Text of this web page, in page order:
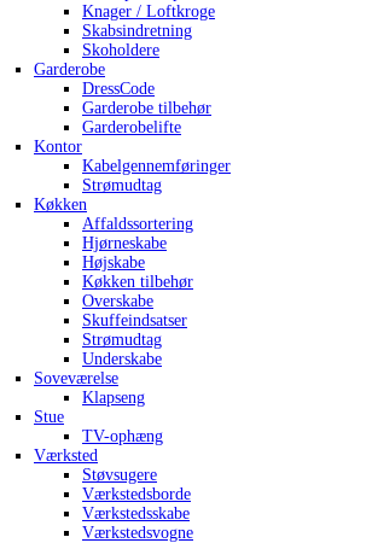
Knager / Loftkroge
Skabsindretning
Skoholdere
Garderobe
DressCode
Garderobe tilbehør
Garderobelifte
Kontor
Kabelgennemføringer
Strømudtag
Køkken
Affaldssortering
Hjørneskabe
Højskabe
Køkken tilbehør
Overskabe
Skuffeindsatser
Strømudtag
Underskabe
Soveværelse
Klapseng
Stue
TV-ophæng
Værksted
Støvsugere
Værkstedsborde
Værkstedsskabe
Værkstedsvogne